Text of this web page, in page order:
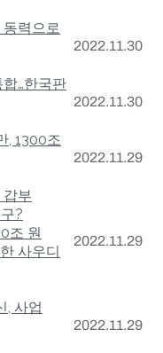
력으로
2022.11.30
…한국판
2022.11.30
, 1300조
2022.11.29
갑부
?
조 원
사우디
2022.11.29
, 사업
2022.11.29